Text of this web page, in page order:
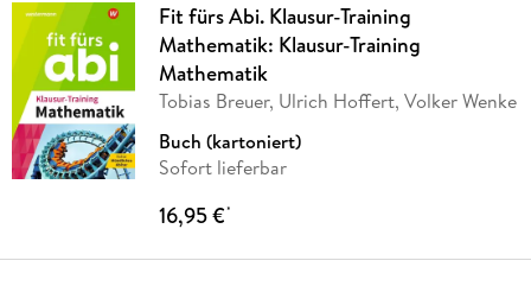
Fit fürs Abi. Klausur-Training
Mathematik: Klausur-Training
Mathematik
Tobias Breuer, Ulrich Hoffert, Volker Wenke
Buch (kartoniert)
Sofort lieferbar
16,95 €*